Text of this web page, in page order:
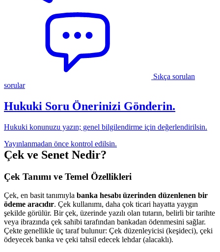
Sıkça sorulan
sorular
Hukuki Soru Önerinizi Gönderin.
Hukuki konunuzu yazın; genel bilgilendirme için değerlendirilsin.
Yayınlanmadan önce kontrol edilsin.
Çek ve Senet Nedir?
Çek Tanımı ve Temel Özellikleri
Çek, en basit tanımıyla banka hesabı üzerinden düzenlenen bir
ödeme aracıdır. Çek kullanımı, daha çok ticari hayatta yaygın
şekilde görülür. Bir çek, üzerinde yazılı olan tutarın, belirli bir tarihte
veya ibrazında çek sahibi tarafından bankadan ödenmesini sağlar.
Çekte genellikle üç taraf bulunur: Çek düzenleyicisi (keşideci), çeki
ödeyecek banka ve çeki tahsil edecek lehdar (alacaklı).